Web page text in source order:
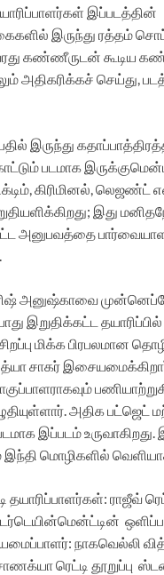
இப்படத்தின்
இருந்து ரத்தம்
கண்ணீருடன் கூடிய
அதிகரிக்கச் செய்து,
இருந்து
படமாக
கிரிமினல், லெஜண்ட்
இது
அனுபவத்தை
க்ரிஷ் அனுஷ்காவை
இறுதிக்கட்ட
மிக்க பிரபலமான
சாகர்
அதிக பட்ஜெட்
இப்படம்
மொழிகளில்
தயாரிப்பாளர்கள்: ராஜீவ்
நாகவெல்லி
ரெட்டி தூறுப்பு